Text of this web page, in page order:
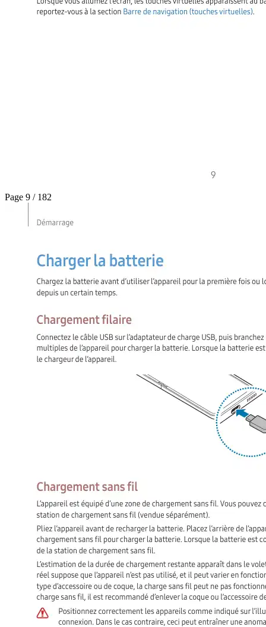
Page 9 / 182